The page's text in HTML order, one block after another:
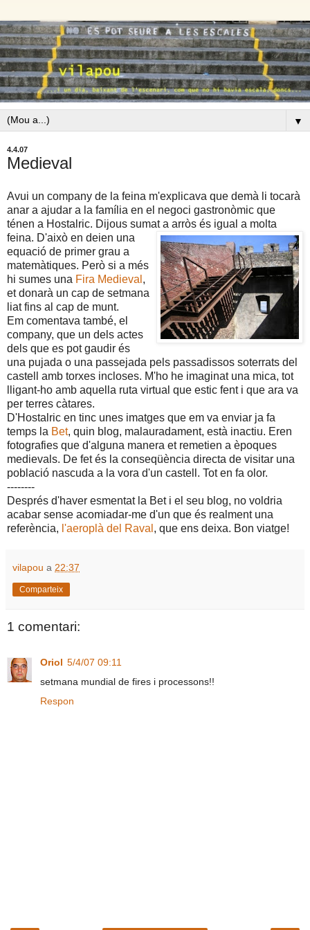
▼
4.4.07
Medieval
Avui un company de la feina m'explicava que demà li tocarà
anar a ajudar a la família en el negoci gastronòmic que
ténen a Hostalric. Dijous sumat a arròs és igual a molta
feina. D'això en deien una
equació de primer grau a
matemàtiques. Però si a més
hi sumes una Fira Medieval ,
et donarà un cap de setmana
liat fins al cap de munt.
Em comentava també, el
company, que un dels actes
dels que es pot gaudir és
una pujada o una passejada pels passadissos soterrats del
castell amb torxes incloses. M'ho he imaginat una mica, tot
lligant-ho amb aquella ruta virtual que estic fent i que ara va
per terres càtares.
D'Hostalric en tinc unes imatges que em va enviar ja fa
temps la Bet, quin blog, malauradament, està inactiu. Eren
fotografies que d'alguna manera et remetien a èpoques
medievals. De fet és la conseqüència directa de visitar una
població nascuda a la vora d'un castell. Tot en fa olor.
--------
Després d'haver esmentat la Bet i el seu blog, no voldria
acabar sense acomiadar-me d'un que és realment una
referència, l'aeroplà del Raval , que ens deixa. Bon viatge!
vilapou a 22:37
Comparteix
1 comentari:
Oriol 5/4/07 09:11
setmana mundial de fires i processons!!
Respon